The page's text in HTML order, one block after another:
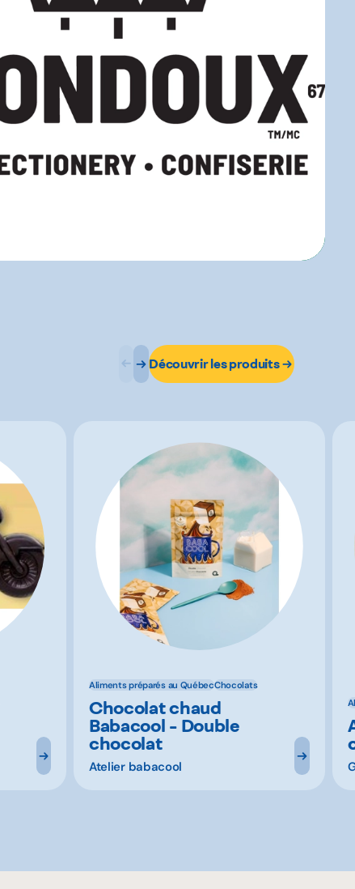
Découvrir les produits
Aliments préparés au QuébecChocolats
Chocolat chaud
Babacool - Double
chocolat
Atelier babacool